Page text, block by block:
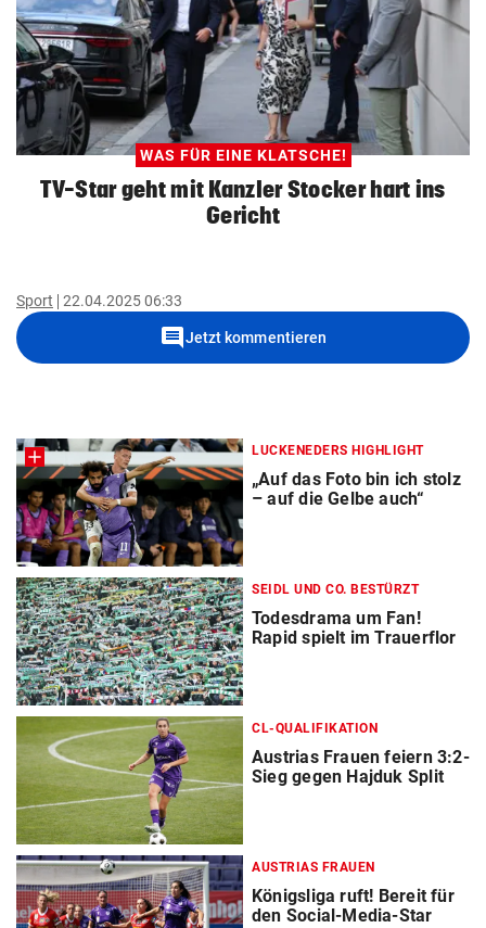
WAS FÜR EINE KLATSCHE!
TV-Star geht mit Kanzler Stocker hart ins
Gericht
Sport 22.04.2025 06:33
commentJetzt kommentieren
LUCKENEDERS HIGHLIGHT
„Auf das Foto bin ich stolz
– auf die Gelbe auch“
SEIDL UND CO. BESTÜRZT
Todesdrama um Fan!
Rapid spielt im Trauerflor
CL-QUALIFIKATION
Austrias Frauen feiern 3:2-
Sieg gegen Hajduk Split
AUSTRIAS FRAUEN
Königsliga ruft! Bereit für
den Social-Media-Star